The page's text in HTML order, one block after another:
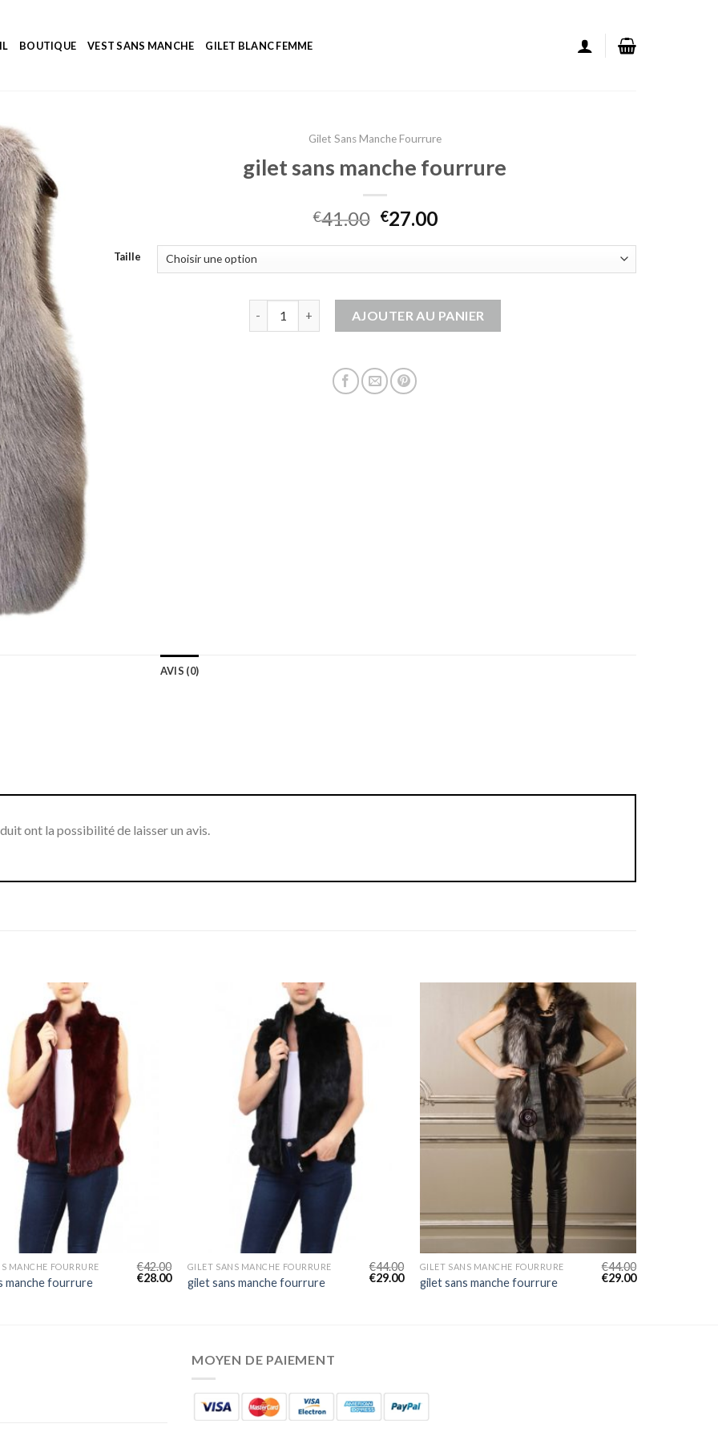
BOUTIQUE VEST SANS MANCHE GILET BLANC FEMME
Gilet Sans Manche Fourrure
gilet sans manche fourrure
€41.00 €27.00
Taille
AJOUTER AU PANIER
AVIS (0)
ont la possibilité de laisser un avis.
MANCHE FOURRURE
manche fourrure
€42.00
€28.00
GILET SANS MANCHE FOURRURE
gilet sans manche fourrure
€44.00
€29.00
GILET SANS MANCHE FOURRURE
gilet sans manche fourrure
€44.00
€29.00
MOYEN DE PAIEMENT